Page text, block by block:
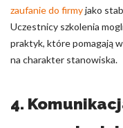
zaufanie do firmyjako
Uczestnicy szkolenia
praktyk, które pomagają
na charakter stanowiska.
4.